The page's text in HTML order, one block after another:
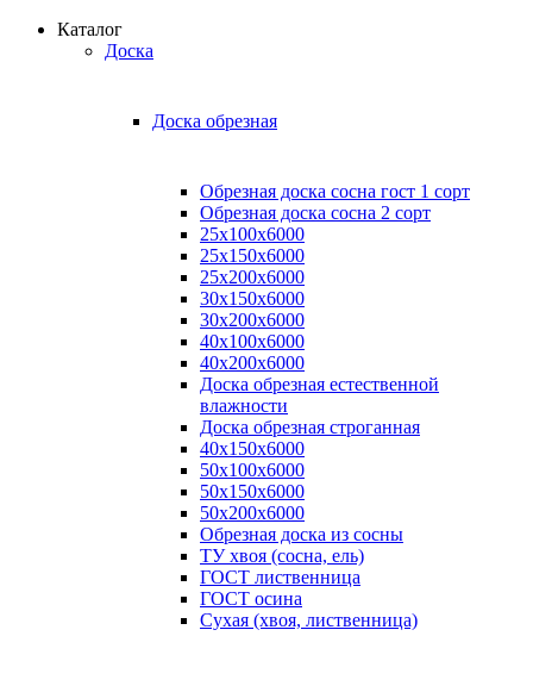
Каталог
Доска
Доска обрезная
Обрезная доска сосна гост 1 сорт
Обрезная доска сосна 2 сорт
25х100х6000
25х150х6000
25х200х6000
30х150х6000
30х200х6000
40х100х6000
40х200х6000
Доска обрезная естественной
влажности
Доска обрезная строганная
40х150х6000
50х100х6000
50х150х6000
50х200х6000
Обрезная доска из сосны
ТУ хвоя (сосна, ель)
ГОСТ лиственница
ГОСТ осина
Сухая (хвоя, лиственница)